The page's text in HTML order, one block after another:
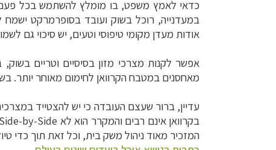
כדאי לאמץ משפט, בו מומלץ להשתמש בכל פעם
במעדנייה, רוכל בשוק ועובד בסופרמרקט
אודות מעדן מקומי טיפוסי וטעים, יש סיכוי גם
אפשר לקנות מצרכי מזון בסיסיים וטריים
מאחסנים במטבח הקרוואן לחימום מאוחר יותר.
עדיין, ברור שעצם העובדה כי יש להצטייד
בקרוואן אינם רבים והמקרר הוא לא Side-by-Side
המזכיר מאוד ניהול משק בית, וכל זאת תוך כדי
תכנון טיולים
תכנוןטיולים